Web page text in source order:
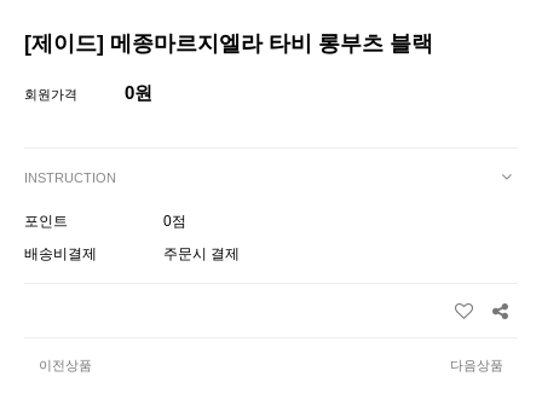
[제이드] 메종마르지엘라 타비 롱부츠 블랙
회원가격 0원
INSTRUCTION
포인트
0점
배송비결제
주문시 결제
이전상품 다음상품